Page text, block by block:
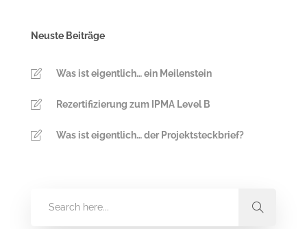
Neuste Beiträge
Was ist eigentlich… ein Meilenstein
Rezertifizierung zum IPMA Level B
Was ist eigentlich… der Projektsteckbrief?